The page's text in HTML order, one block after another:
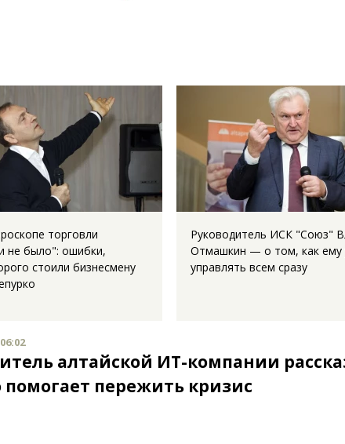
торговли
не было": ошибки,
стоили бизнесмену
Руководитель ИСК "Союз"
Отмашкин — о том, как ему
управлять всем сразу
алтайской ИТ-компании
помогает пережить кризис